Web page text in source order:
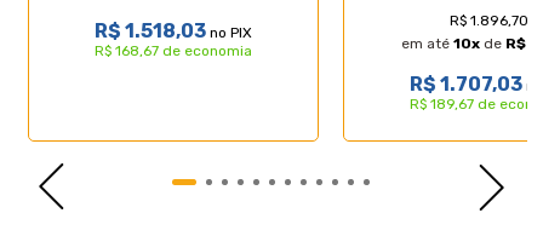
R$ 1.518,03 no PIX
R$ 168,67 de economia
R$ 1.896,70
em até 10xde R$
R$ 1.707,03no
R$ 189,67 de